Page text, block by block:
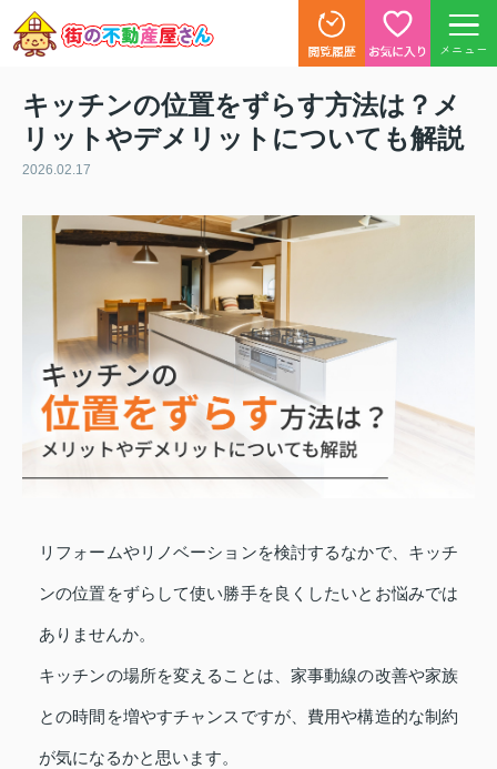
メニュー
キッチンの位置をずらす方法は？メ
リットやデメリットについても解説
2026.02.17
リフォームやリノベーションを検討するなかで、キッチ
ンの位置をずらして使い勝手を良くしたいとお悩みでは
ありませんか。
キッチンの場所を変えることは、家事動線の改善や家族
との時間を増やすチャンスですが、費用や構造的な制約
が気になるかと思います。